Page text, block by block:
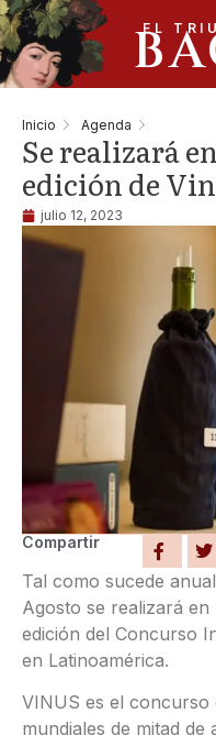
EL
Inicio Agenda
Se realizará
edición de
julio 12, 2023
Compartir
Tal como sucede
Agosto se realizará en
edición del Concurso
en Latinoamérica.
VINUS es el concurso
mundiales de mitad de